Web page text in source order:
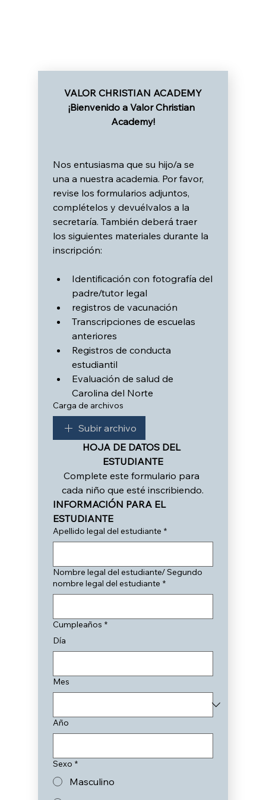
VALOR CHRISTIAN ACADEMY
¡Bienvenido a Valor Christian
Academy!
Nos entusiasma que su hijo/a se
una a nuestra academia. Por favor,
revise los formularios adjuntos,
complételos y devuélvalos a la
secretaría. También deberá traer
los siguientes materiales durante la
inscripción:
Identificación con fotografía del
padre/tutor legal
registros de vacunación
Transcripciones de escuelas
anteriores
Registros de conducta
estudiantil
Evaluación de salud de
Carolina del Norte
Carga de archivos
Subir archivo
HOJA DE DATOS DEL
ESTUDIANTE
Complete este formulario para
cada niño que esté inscribiendo.
INFORMACIÓN PARA EL
ESTUDIANTE
Apellido legal del estudiante *
Nombre legal del estudiante/ Segundo
nombre legal del estudiante *
Cumpleaños *
Día
Mes
Año
Sexo *
Masculino